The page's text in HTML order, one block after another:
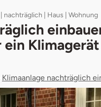
nachträglich | Haus | Wohnung
Klimaanlage nachträglich